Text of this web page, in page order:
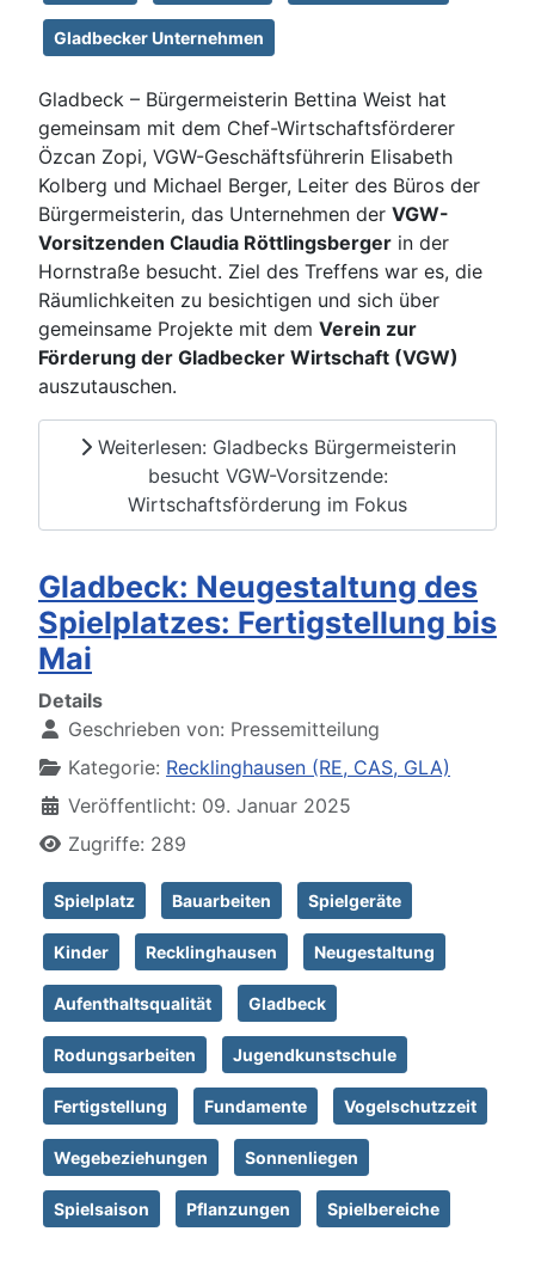
Gladbecker Unternehmen
Gladbeck – Bürgermeisterin Bettina Weist hat
gemeinsam mit dem Chef-Wirtschaftsförderer
Özcan Zopi, VGW-Geschäftsführerin Elisabeth
Kolberg und Michael Berger, Leiter des Büros der
Bürgermeisterin, das Unternehmen der VGW-
Vorsitzenden Claudia Röttlingsberger in der
Hornstraße besucht. Ziel des Treffens war es, die
Räumlichkeiten zu besichtigen und sich über
gemeinsame Projekte mit dem Verein zur
Förderung der Gladbecker Wirtschaft (VGW)
auszutauschen.
Weiterlesen: Gladbecks Bürgermeisterin
besucht VGW-Vorsitzende:
Wirtschaftsförderung im Fokus
Gladbeck: Neugestaltung des
Spielplatzes: Fertigstellung bis
Mai
Details
Geschrieben von: Pressemitteilung
Kategorie: Recklinghausen (RE, CAS, GLA)
Veröffentlicht: 09. Januar 2025
Zugriffe: 289
Spielplatz Bauarbeiten Spielgeräte
Kinder Recklinghausen Neugestaltung
Aufenthaltsqualität Gladbeck
Rodungsarbeiten Jugendkunstschule
Fertigstellung Fundamente Vogelschutzzeit
Wegebeziehungen Sonnenliegen
Spielsaison Pflanzungen Spielbereiche